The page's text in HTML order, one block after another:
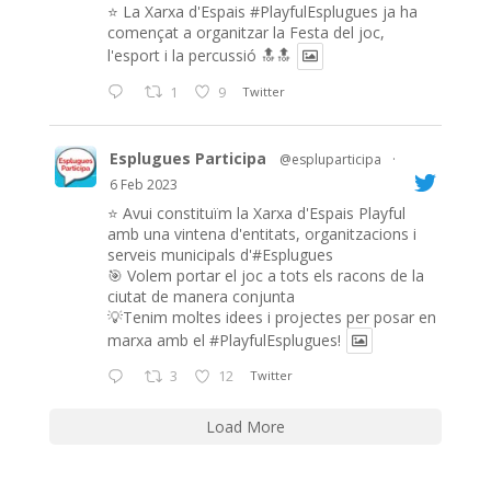
⭐️ La Xarxa d'Espais #PlayfulEsplugues ja ha
començat a organitzar la Festa del joc,
l'esport i la percussió 🔝🔝
1 9 Twitter
Esplugues Participa @espluparticipa
·
6 Feb 2023
⭐️ Avui constituïm la Xarxa d'Espais Playful
amb una vintena d'entitats, organitzacions i
serveis municipals d'#Esplugues
🎯 Volem portar el joc a tots els racons de la
ciutat de manera conjunta
💡Tenim moltes idees i projectes per posar en
marxa amb el #PlayfulEsplugues!
3 12 Twitter
Load More